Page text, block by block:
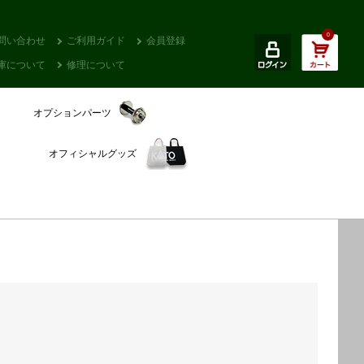
い合わせ ご利用ガイド 会員登録
について 修理について
0
オプションパーツ
オフィシャルグッズ